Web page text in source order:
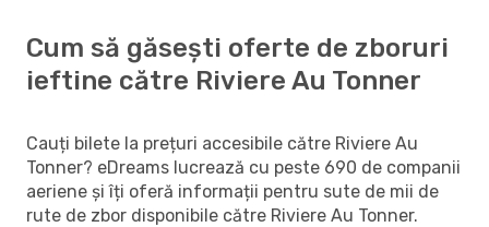
Cum să găsești oferte de zboruri
ieftine către Riviere Au Tonner
Cauți bilete la prețuri accesibile către Riviere Au
Tonner? eDreams lucrează cu peste 690 de companii
aeriene și îți oferă informații pentru sute de mii de
rute de zbor disponibile către Riviere Au Tonner.